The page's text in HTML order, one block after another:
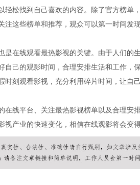
轻松找到自己喜欢的内容。除了官方榜单
注这些榜单和推荐，观众可以第一时间发
是在线观看最热影视的关键。由于人们
自己的观影时间，合理安排生活和工作，
时刻观看影视，充分利用碎片时间，让自
在线平台、关注最热影视榜单以及合理
视产业的快速变化，相信在线观影将会变